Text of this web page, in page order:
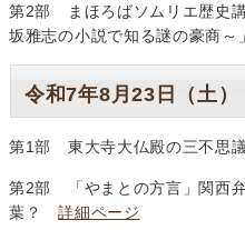
第2部 まほろばソムリエ歴史
坂雅志の小説で知る謎の豪商
令和7年8月23日（土）
第1部 東大寺大仏殿の三不
第2部 「やまとの方言」関西
葉？詳細ページ